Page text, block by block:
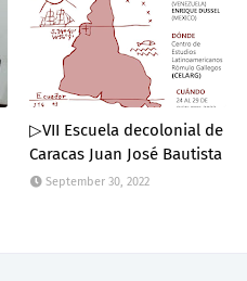
▷VII Escuela decolonial de
Caracas Juan José Bautista
September 30, 2022